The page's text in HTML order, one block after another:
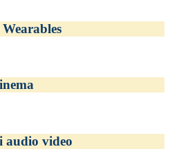
audio video